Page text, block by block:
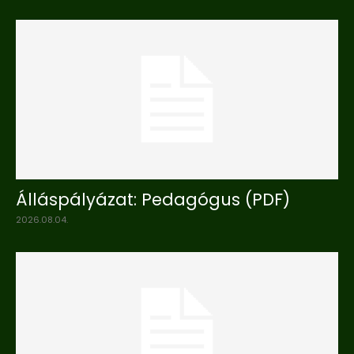
Álláspályázat: Pedagógus (PDF)
2026.08.04.